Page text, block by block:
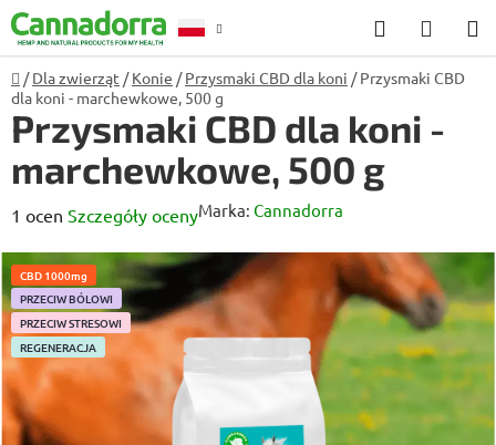
Przejść
do
treści
Szukaj
Home
/ Dla zwierząt / Konie / Przysmaki CBD dla koni / Przysmaki CBD
dla koni - marchewkowe, 500 g
Przysmaki CBD dla koni -
marchewkowe, 500 g
Średnia
produktu
wynosi
4,0
na
5
gwiazdek.
1 ocen Szczegóły ocenyMarka: Cannadorra
CBD 1000mg
PRZECIW BÓLOWI
PRZECIW STRESOWI
REGENERACJA